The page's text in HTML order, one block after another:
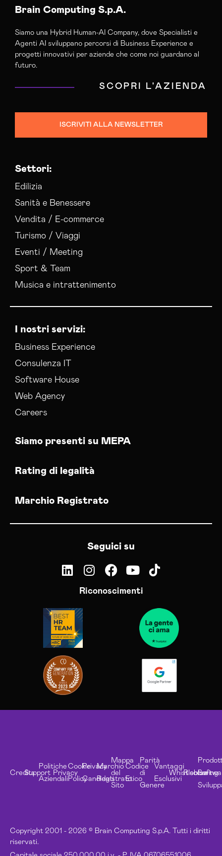
Brain Computing S.p.A.
Siamo una Hybrid Human-AI Company, dove Specialisti e
Agenti AI sviluppano percorsi di Business Experience e
progetti innovativi per aziende che come noi guardano al
futuro.
SCOPRI L'AZIENDA
ISCRIVITI ALLA NEWSLETTER
Settori:
Edilizia
Sanità e Benessere
Vendita / E-commerce
Turismo / Viaggi
Eventi / Meeting
Sport & Team
Musica e intrattenimento
I nostri servizi:
Business Experience
Consulenza IT
Software House
Web Agency
Careers
Siamo presenti su MEPA
Rating di legalità
Marchio Registrato
Seguici su
Riconoscimenti
Copyright 2001 - 2026 © Brain Computing S.p.A. Tutti i diritti
riservati.
CreditsSupport
Politiche
Aziendali
Privacy
Cookie
Policy
Privacy
Candidati
Marchio
Registrato
Mappa
del
Sito
Codice
Etico
Parità
di
Genere
Vantaggi
Esclusivi
Whistleblowing
Risorse